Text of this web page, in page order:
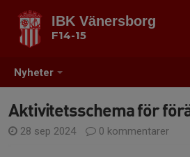
Nyheter
IBK Vänersborg
F14-15
Aktivitetsschema för
28 sep 2024 0 kommentarer